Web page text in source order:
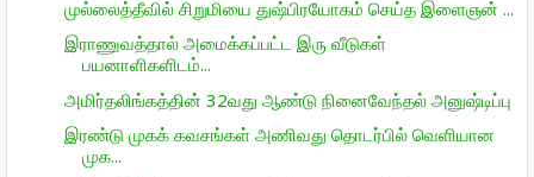
முல்லைத்தீவில் சிறுமியை துஷ்பிரயோகம் செய்த இளைஞன் ...
இராணுவத்தால் அமைக்கப்பட்ட இரு வீடுகள்
பயனாளிகளிடம்...
அமிர்தலிங்கத்தின் 32வது ஆண்டு நினைவேந்தல் அனுஷ்டிப்பு
இரண்டு முகக் கவசங்கள் அணிவது தொடர்பில் வெளியான
முக...